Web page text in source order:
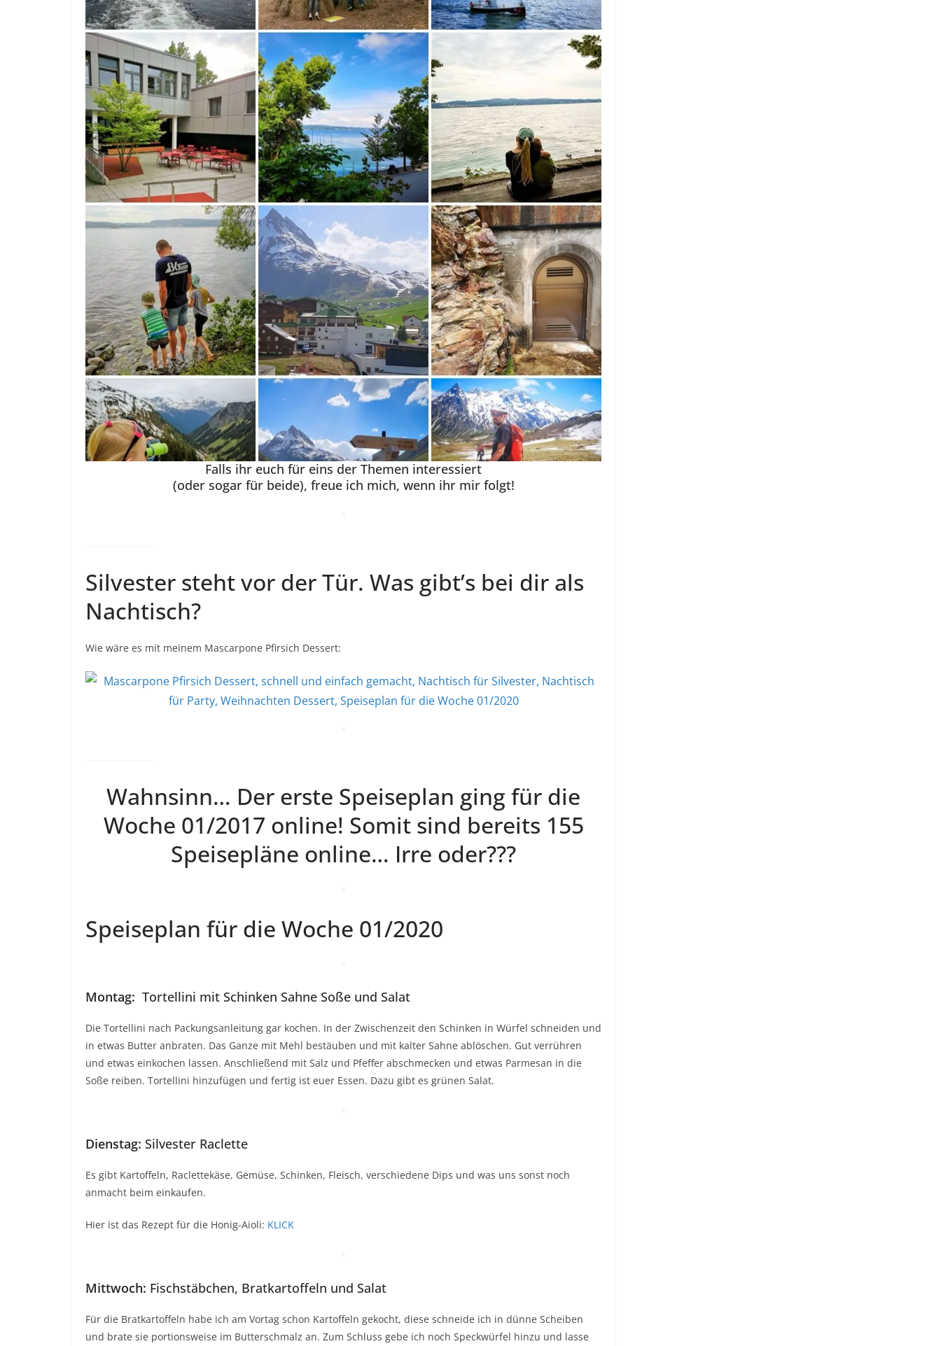
Falls ihr euch für eins der Themen interessiert
(oder sogar für beide), freue ich mich, wenn ihr mir folgt!
Silvester steht vor der Tür. Was gibt’s bei dir als
Nachtisch?
Wie wäre es mit meinem Mascarpone Pfirsich Dessert:
Wahnsinn… Der erste Speiseplan ging für die
Woche 01/2017 online! Somit sind bereits 155
Speisepläne online… Irre oder???
Speiseplan für die Woche 01/2020
Montag: Tortellini mit Schinken Sahne Soße und Salat
Die Tortellini nach Packungsanleitung gar kochen. In der Zwischenzeit den Schinken in Würfel schneiden und
in etwas Butter anbraten. Das Ganze mit Mehl bestäuben und mit kalter Sahne ablöschen. Gut verrühren
und etwas einkochen lassen. Anschließend mit Salz und Pfeffer abschmecken und etwas Parmesan in die
Soße reiben. Tortellini hinzufügen und fertig ist euer Essen. Dazu gibt es grünen Salat.
Dienstag: Silvester Raclette
Es gibt Kartoffeln, Raclettekäse, Gemüse, Schinken, Fleisch, verschiedene Dips und was uns sonst noch
anmacht beim einkaufen.
Hier ist das Rezept für die Honig-Aioli: KLICK
Mittwoch: Fischstäbchen, Bratkartoffeln und Salat
Für die Bratkartoffeln habe ich am Vortag schon Kartoffeln gekocht, diese schneide ich in dünne Scheiben
und brate sie portionsweise im Butterschmalz an. Zum Schluss gebe ich noch Speckwürfel hinzu und lasse